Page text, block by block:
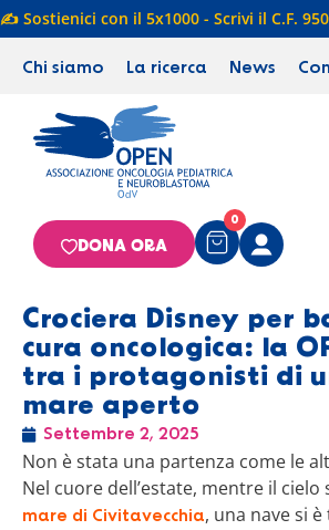
✍️ Sostienici con il 5x1000 - Scrivi il C.F.
Chi siamo La ricerca News
0
DONA ORA
Crociera Disney per
cura oncologica: la
tra i protagonisti di
mare aperto
Settembre 2, 2025
Non è stata una partenza come le
Nel cuore dell’estate, mentre il cielo
mare di Civitavecchia, una nave si